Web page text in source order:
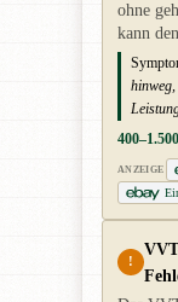
ohne
kann
ANZEIGE
!